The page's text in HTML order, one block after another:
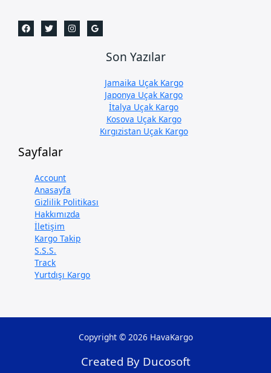
Son Yazılar
Jamaika Uçak Kargo
Japonya Uçak Kargo
İtalya Uçak Kargo
Kosova Uçak Kargo
Kırgızistan Uçak Kargo
Sayfalar
Account
Anasayfa
Gizlilik Politikası
Hakkımızda
İletişim
Kargo Takip
S.S.S.
Track
Yurtdışı Kargo
Copyright © 2026 HavaKargo
Created By Ducosoft